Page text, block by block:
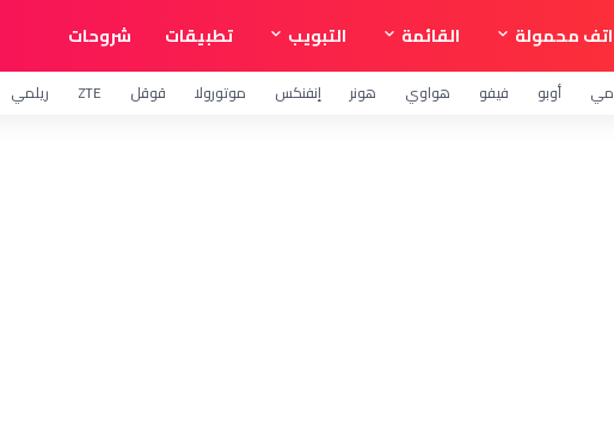
محمولة القائمة التبويب تطبيقات شروحات
أوبو فيفو هواوي هونر إنفنكس موتورولا قوقل ZTE ريلمي